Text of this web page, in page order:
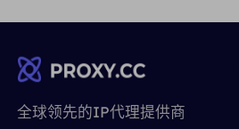
全球领先的IP代理提供商